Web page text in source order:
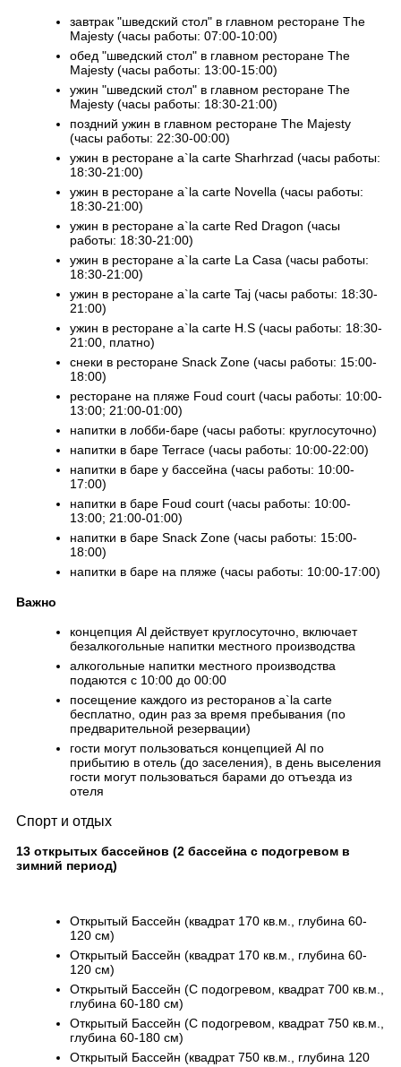
завтрак "шведский стол" в главном ресторане The
Majesty (часы работы: 07:00-10:00)
обед "шведский стол" в главном ресторане The
Majesty (часы работы: 13:00-15:00)
ужин "шведский стол" в главном ресторане The
Majesty (часы работы: 18:30-21:00)
поздний ужин в главном ресторане The Majesty
(часы работы: 22:30-00:00)
ужин в ресторане a`la carte Sharhrzad (часы работы:
18:30-21:00)
ужин в ресторане a`la carte Novella (часы работы:
18:30-21:00)
ужин в ресторане a`la carte Red Dragon (часы
работы: 18:30-21:00)
ужин в ресторане a`la carte La Casa (часы работы:
18:30-21:00)
ужин в ресторане a`la carte Taj (часы работы: 18:30-
21:00)
ужин в ресторане a`la carte H.S (часы работы: 18:30-
21:00, платно)
снеки в ресторане Snack Zone (часы работы: 15:00-
18:00)
ресторане на пляже Foud court (часы работы: 10:00-
13:00; 21:00-01:00)
напитки в лобби-баре (часы работы: круглосуточно)
напитки в баре Terrace (часы работы: 10:00-22:00)
напитки в баре у бассейна (часы работы: 10:00-
17:00)
напитки в баре Foud court (часы работы: 10:00-
13:00; 21:00-01:00)
напитки в баре Snack Zone (часы работы: 15:00-
18:00)
напитки в баре на пляже (часы работы: 10:00-17:00)
Важно
концепция Al действует круглосуточно, включает
безалкогольные напитки местного производства
алкогольные напитки местного производства
подаются с 10:00 до 00:00
посещение каждого из ресторанов a`la carte
бесплатно, один раз за время пребывания (по
предварительной резервации)
гости могут пользоваться концепцией Al по
прибытию в отель (до заселения), в день выселения
гости могут пользоваться барами до отъезда из
отеля
Спорт и отдых
13 открытых бассейнов (2 бассейна с подогревом в
зимний период)
Открытый Бассейн (квадрат 170 кв.м., глубина 60-
120 см)
Открытый Бассейн (квадрат 170 кв.м., глубина 60-
120 см)
Открытый Бассейн (С подогревом, квадрат 700 кв.м.,
глубина 60-180 см)
Открытый Бассейн (С подогревом, квадрат 750 кв.м.,
глубина 60-180 см)
Открытый Бассейн (квадрат 750 кв.м., глубина 120